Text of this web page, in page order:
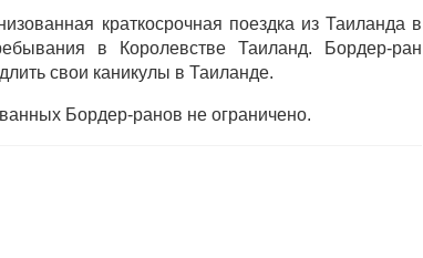
краткосрочная поездка из Таиланда в
в Королевстве Таиланд. Бордер-ран
свои каникулы в Таиланде.
Бордер-ранов не ограничено.